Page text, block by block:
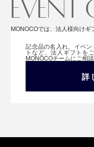
MONOCOでは、法人様向けギ
記念品の名入れ、イベ
トなど、法人ギフトを
MONOCOチームにご相
詳